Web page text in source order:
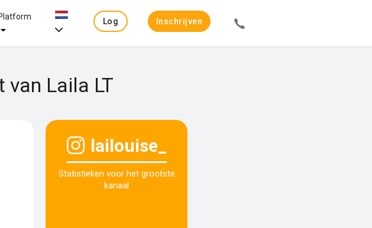
Log
Inschrijven
Laila LT
lailouise_
Statistieken voor het grootste
kanaal